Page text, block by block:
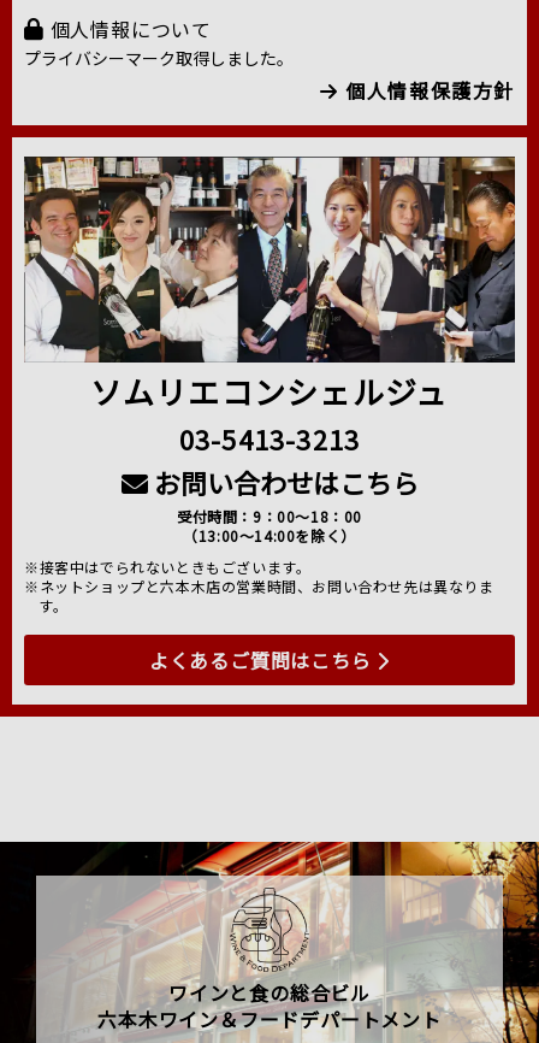
個人情報について
プライバシーマーク取得しました。
個人情報保護方針
ソムリエコンシェルジュ
03-5413-3213
お問い合わせはこちら
受付時間：9：00～18：00
（13:00～14:00を除く）
※接客中はでられないときもございます。
※ネットショップと六本木店の営業時間、お問い合わせ先は異なりま
す。
よくあるご質問はこちら
ワインと食の総合ビル
六本木ワイン＆フードデパートメント